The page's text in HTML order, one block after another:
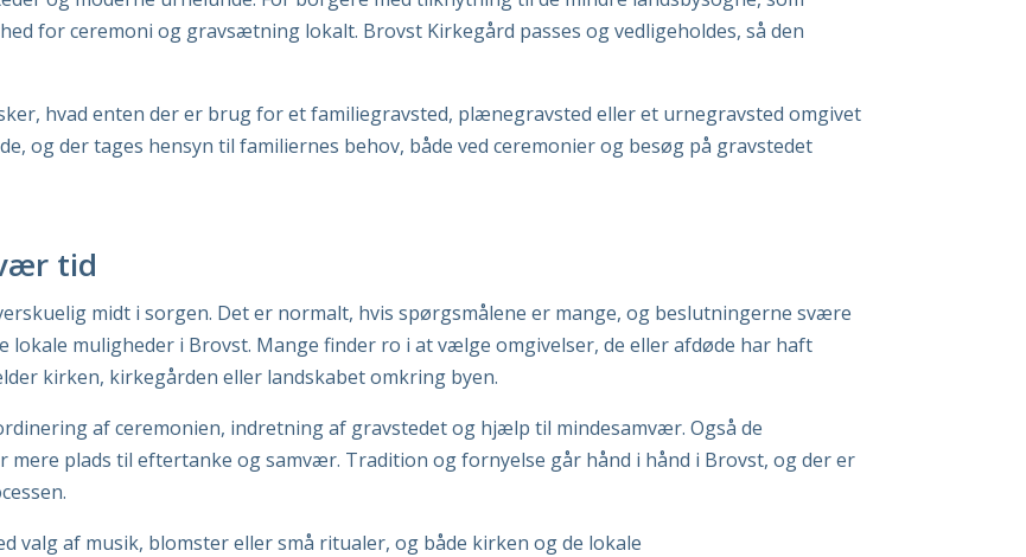
for ceremoni og gravsætning lokalt. Brovst Kirkegård passes og vedligeholdes, så den
hvad enten der er brug for et familiegravsted, plænegravsted eller et urnegravsted omgivet
og der tages hensyn til familiernes behov, både ved ceremonier og besøg på gravstedet
tid
midt i sorgen. Det er normalt, hvis spørgsmålene er mange, og beslutningerne svære
muligheder i Brovst. Mange finder ro i at vælge omgivelser, de eller afdøde har haft
kirken, kirkegården eller landskabet omkring byen.
af ceremonien, indretning af gravstedet og hjælp til mindesamvær. Også de
mere plads til eftertanke og samvær. Tradition og fornyelse går hånd i hånd i Brovst, og der er
af musik, blomster eller små ritualer, og både kirken og de lokale